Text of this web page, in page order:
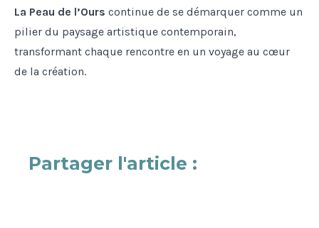
La Peau de l’Ours continue de se démarquer comme un
pilier du paysage artistique contemporain,
transformant chaque rencontre en un voyage au cœur
de la création.
Partager l'article :